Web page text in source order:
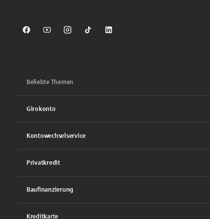
Sparkasse auf Facebook
Sparkasse auf Youtube
Sparkasse auf Instagram
Sparkasse auf TikTok
Sparkasse auf LinkedIn
Beliebte Themen
Girokonto
Kontowechselservice
Privatkredit
Baufinanzierung
Kreditkarte